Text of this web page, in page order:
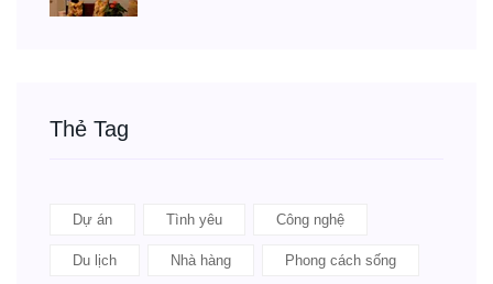
Thẻ Tag
Dự án Tình yêu Công nghệ
Du lịch Nhà hàng Phong cách sống